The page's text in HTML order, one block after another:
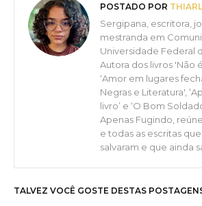
POSTADO POR
Sergipana, escritora,
mestranda em
Universidade Federal
Autora dos livros 'Não
‘Amor em lugares
Negras e Literatura',
livro’ e ‘O Bom
Apenas Fugindo,
e todas as escritas
salvaram e que ainda
TALVEZ VOCÊ GOSTE DESTAS